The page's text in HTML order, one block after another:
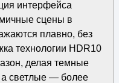
интерфейса
сцены в
плавно, без
технологии HDR10
делая темные
а светлые — более